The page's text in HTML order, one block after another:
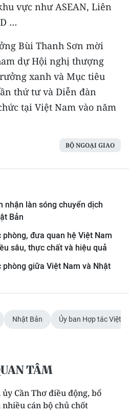
vực như ASEAN, Liên
…
Bùi Thanh Sơn mời
dự Hội nghị thượng
xanh và Mục tiêu
thứ tư và Diễn đàn
tại Việt Nam vào năm
BỘ NGOẠI GIAO
nhận làn sóng chuyển dịch
Bản
đưa quan hệ Việt Nam
sâu, thực chất và hiệu quả
giữa Việt Nam và Nhật
Nhật Bản Ủy ban Hợp tác Việt
TÂM
Cần Thơ điều động, bổ
cán bộ chủ chốt